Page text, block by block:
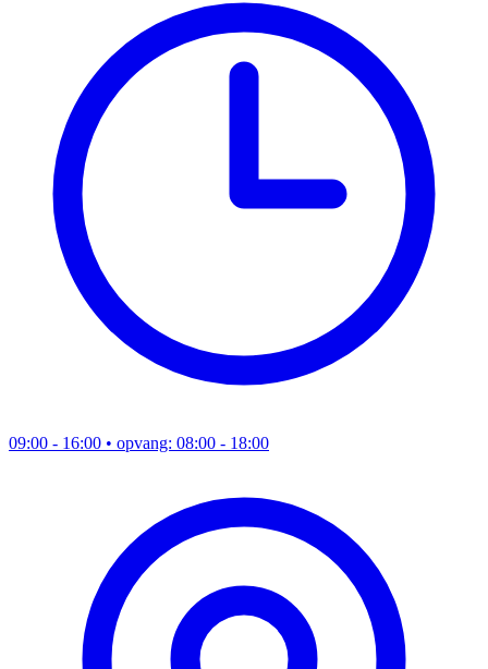
09:00 - 16:00 • opvang: 08:00 - 18:00